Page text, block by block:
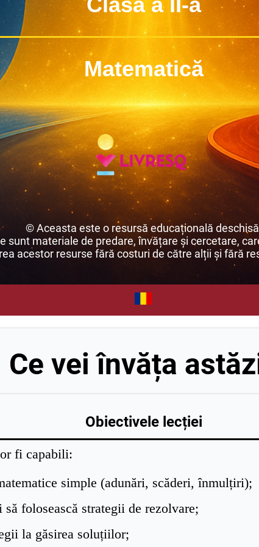
Matematică
© Aceasta este o resursă educațională
sunt materiale de predare, învățare și cercetare,
acestor resurse fără costuri de către alții și fără
Ce vei învăța
Obiectivele lecției
fi capabili:
simple (adunări, scăderi, înmulțiri);
să folosească strategii de rezolvare;
la găsirea soluțiilor;